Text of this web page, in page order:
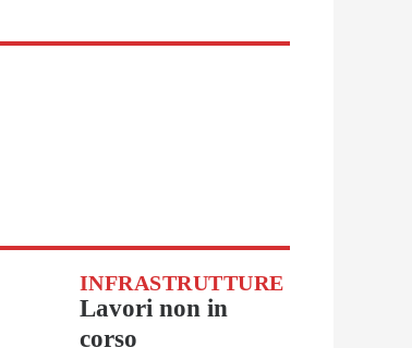
INFRASTRUTTURE
Lavori non in
corso